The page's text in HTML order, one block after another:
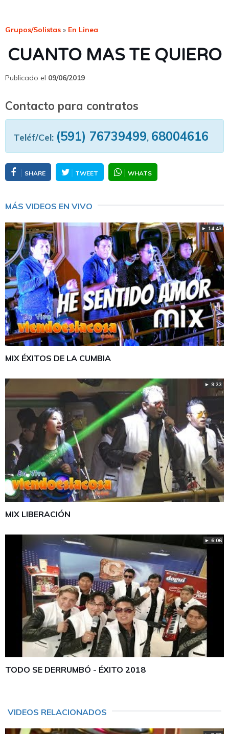
Grupos/Solistas » En Linea
CUANTO MAS TE QUIERO
Publicado el 09/06/2019
Contacto para contratos
Teléf/Cel: (591) 76739499, 68004616
SHARE TWEET WHATS
MÁS VIDEOS EN VIVO
► 14:43
MIX ÉXITOS DE LA CUMBIA
► 9:22
MIX LIBERACIÓN
► 6:06
TODO SE DERRUMBÓ - ÉXITO 2018
VIDEOS RELACIONADOS